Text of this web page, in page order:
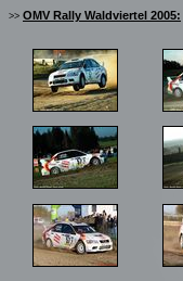
>> OMV Rally Waldviertel 2005: